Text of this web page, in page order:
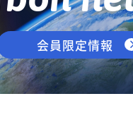
会員限定情報